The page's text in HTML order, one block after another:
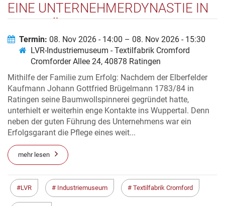
EINE UNTERNEHMERDYNASTIE IN
Termin: 08. Nov 2026 - 14:00 – 08. Nov 2026 - 15:30
LVR-Industriemuseum - Textilfabrik Cromford
Cromforder Allee 24, 40878 Ratingen
Mithilfe der Familie zum Erfolg: Nachdem der Elberfelder
Kaufmann Johann Gottfried Brügelmann 1783/84 in
Ratingen seine Baumwollspinnerei gegründet hatte,
unterhielt er weiterhin enge Kontakte ins Wuppertal. Denn
neben der guten Führung des Unternehmens war ein
Erfolgsgarant die Pflege eines weit...
mehr lesen
LVR Industriemuseum Textilfabrik Cromford